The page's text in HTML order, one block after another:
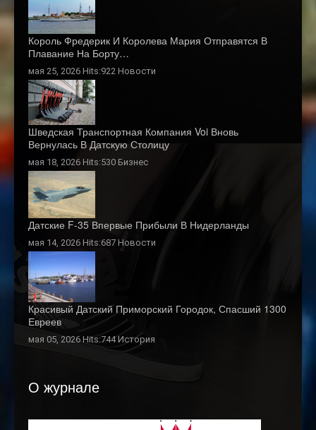
Король Фредерик И Королева Мария Отправятся В
Плавание На Борту…
мая 25, 2026 Hits:922 Новости
Шведская Транспортная Компания Voi Вновь
Вернулась В Датскую Столицу
мая 18, 2026 Hits:530 Бизнес
Датские F-35 Впервые Прибыли В Нидерланды
мая 14, 2026 Hits:687 Новости
Красивый Датский Приморский Городок, Спасший 1300
Евреев
мая 05, 2026 Hits:744 История
О журнале